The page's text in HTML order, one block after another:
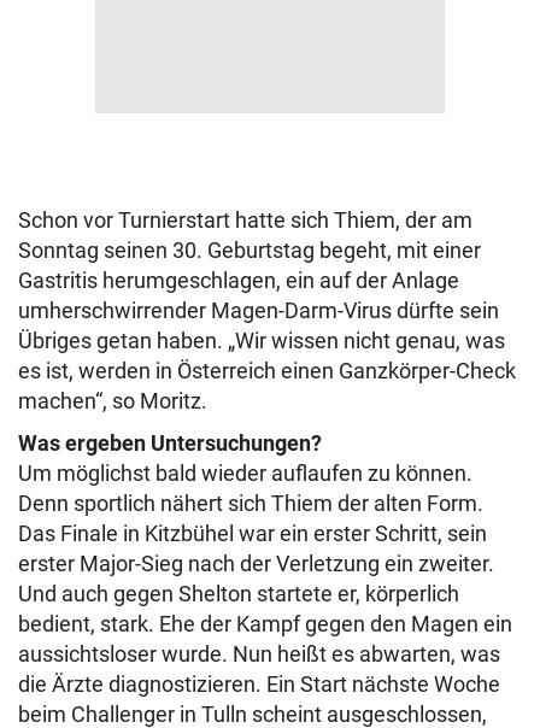
Schon vor Turnierstart hatte sich Thiem, der am
Sonntag seinen 30. Geburtstag begeht, mit einer
Gastritis herumgeschlagen, ein auf der Anlage
umherschwirrender Magen-Darm-Virus dürfte sein
Übriges getan haben. „Wir wissen nicht genau, was
es ist, werden in Österreich einen Ganzkörper-Check
machen“, so Moritz.
Was ergeben Untersuchungen?
Um möglichst bald wieder auflaufen zu können.
Denn sportlich nähert sich Thiem der alten Form.
Das Finale in Kitzbühel war ein erster Schritt, sein
erster Major-Sieg nach der Verletzung ein zweiter.
Und auch gegen Shelton startete er, körperlich
bedient, stark. Ehe der Kampf gegen den Magen ein
aussichtsloser wurde. Nun heißt es abwarten, was
die Ärzte diagnostizieren. Ein Start nächste Woche
beim Challenger in Tulln scheint ausgeschlossen,